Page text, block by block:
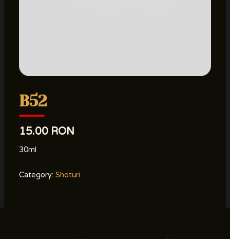
B52
15.00 RON
30ml
Category:Shoturi